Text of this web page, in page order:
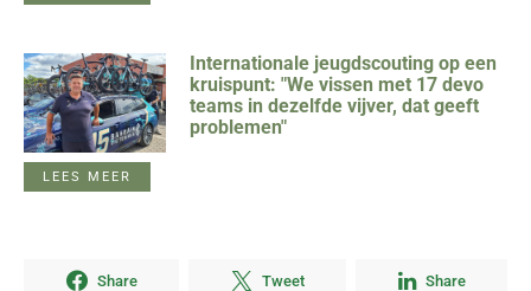
Internationale jeugdscouting op een
kruispunt: "We vissen met 17 devo
teams in dezelfde vijver, dat geeft
problemen"
LEES MEER
Share Tweet Share